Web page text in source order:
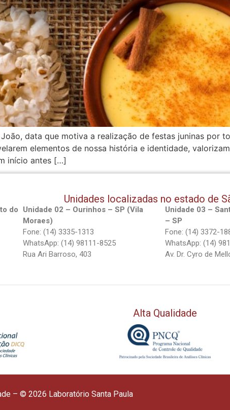
data que motiva a realização de festas juninas por
elementos de nossa história e identidade,
início antes […]
Unidades localizadas no estado de
do
Unidade 02 – Ourinhos – SP (Vila
Moraes)
Fone: (14) 3335-1313
WhatsApp: (14) 98111-8525
Rua Ari Barroso, 403
Unidade 03 –
– SP
Fone: (14) 3372-
WhatsApp: (14)
Av. Dr. Cyro de
Alta Qualidade
– © 2026 Laboratório Santa Paula